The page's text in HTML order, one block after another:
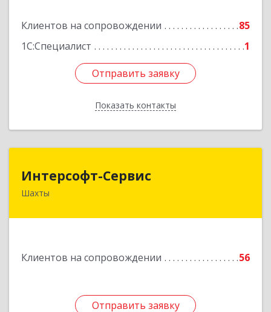
Клиентов на сопровождении
85
1С:Специалист
1
Отправить заявку
Показать контакты
Отправить заявку
Назад
Интерсофт-Сервис
Шахты
Клиентов на сопровождении 56
Отправить заявку
346480, Ростовская обл, Шахты г, Советская ул,
Отправить заявку